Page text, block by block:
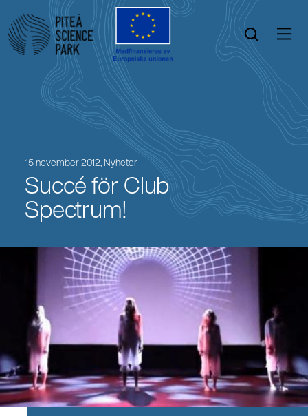
Öppna sök
Öppna menyn
15 november 2012, Nyheter
Succé för Club
Spectrum!